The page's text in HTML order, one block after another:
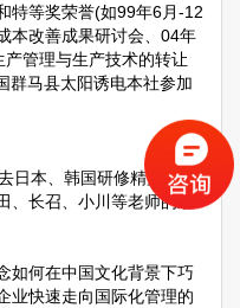
特等奖荣誉(如99年6月-12
本改善成果研讨会、04年
管理与生产技术的转让
群马县太阳诱电本社参加
日本、韩国研修精益管
长召、小川等老师的亲
如何在中国文化背景下巧
业快速走向国际化管理的